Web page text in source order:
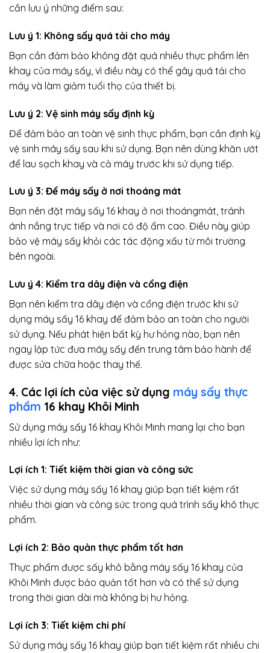
cần lưu ý những điểm sau:
Lưu ý 1: Không sấy quá tải cho máy
Bạn cần đảm bảo không đặt quá nhiều thực phẩm lên
khay của máy sấy, vì điều này có thể gây quá tải cho
máy và làm giảm tuổi thọ của thiết bị.
Lưu ý 2: Vệ sinh máy sấy định kỳ
Để đảm bảo an toàn vệ sinh thực phẩm, bạn cần định kỳ
vệ sinh máy sấy sau khi sử dụng. Bạn nên dùng khăn ướt
để lau sạch khay và cả máy trước khi sử dụng tiếp.
Lưu ý 3: Để máy sấy ở nơi thoáng mát
Bạn nên đặt máy sấy 16 khay ở nơi thoángmát, tránh
ánh nắng trực tiếp và nơi có độ ẩm cao. Điều này giúp
bảo vệ máy sấy khỏi các tác động xấu từ môi trường
bên ngoài.
Lưu ý 4: Kiểm tra dây điện và cổng điện
Bạn nên kiểm tra dây điện và cổng điện trước khi sử
dụng máy sấy 16 khay để đảm bảo an toàn cho người
sử dụng. Nếu phát hiện bất kỳ hư hỏng nào, bạn nên
ngay lập tức đưa máy sấy đến trung tâm bảo hành để
được sửa chữa hoặc thay thế.
4. Các lợi ích của việc sử dụng máy sấy thực
phẩm 16 khay Khôi Minh
Sử dụng máy sấy 16 khay Khôi Minh mang lại cho bạn
nhiều lợi ích như:
Lợi ích 1: Tiết kiệm thời gian và công sức
Việc sử dụng máy sấy 16 khay giúp bạn tiết kiệm rất
nhiều thời gian và công sức trong quá trình sấy khô thực
phẩm.
Lợi ích 2: Bảo quản thực phẩm tốt hơn
Thực phẩm được sấy khô bằng máy sấy 16 khay của
Khôi Minh được bảo quản tốt hơn và có thể sử dụng
trong thời gian dài mà không bị hư hỏng.
Lợi ích 3: Tiết kiệm chi phí
Sử dụng máy sấy 16 khay giúp bạn tiết kiệm rất nhiều chi